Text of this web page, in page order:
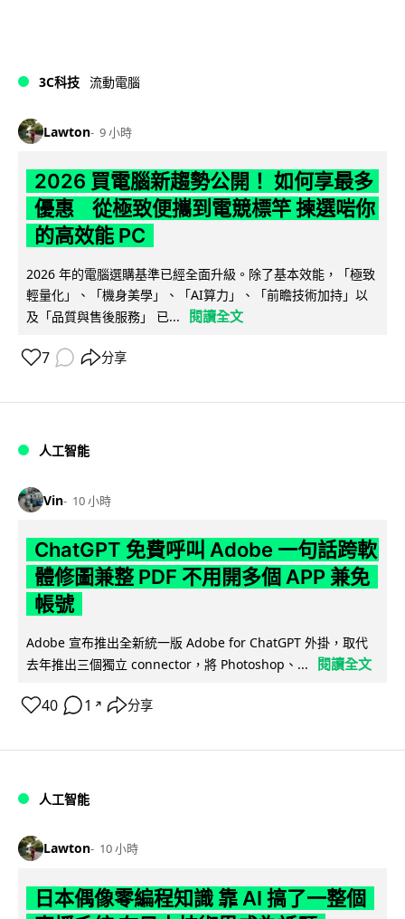
3C科技 流動電腦
Lawton 9 小時
2026 買電腦新趨勢公開！ 如何享最多
優惠 從極致便攜到電競標竿 揀選啱你
的高效能 PC
2026 年的電腦選購基準已經全面升級。除了基本效能，「極致
輕量化」、「機身美學」、「AI算力」、「前瞻技術加持」以
及「品質與售後服務」 已...
閱讀全文
7 分享
人工智能
Vin 10 小時
ChatGPT 免費呼叫 Adobe 一句話跨軟
體修圖兼整 PDF 不用開多個 APP 兼免
帳號
Adobe 宣布推出全新統一版 Adobe for ChatGPT 外掛，取代
去年推出三個獨立 connector，將 Photoshop、...
閱讀全文
40 1 ↗ 分享
人工智能
Lawton 10 小時
日本偶像零編程知識 靠 AI 搞了一整個